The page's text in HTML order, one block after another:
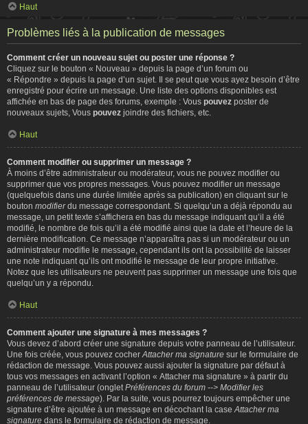
Haut
Problèmes liés à la publication de messages
Comment créer un nouveau sujet ou poster une réponse ?
Cliquez sur le bouton « Nouveau » depuis la page d’un forum ou
« Répondre » depuis la page d’un sujet. Il se peut que vous ayez besoin d’être
enregistré pour écrire un message. Une liste des options disponibles est
affichée en bas de page des forums, exemple : Vous pouvez poster de
nouveaux sujets, Vous pouvez joindre des fichiers, etc.
Haut
Comment modifier ou supprimer un message ?
À moins d’être administrateur ou modérateur, vous ne pouvez modifier ou
supprimer que vos propres messages. Vous pouvez modifier un message
(quelquefois dans une durée limitée après sa publication) en cliquant sur le
bouton modifierdu message correspondant. Si quelqu’un a déjà répondu au
message, un petit texte s’affichera en bas du message indiquant qu’il a été
modifié, le nombre de fois qu’il a été modifié ainsi que la date et l’heure de la
dernière modification. Ce message n’apparaîtra pas si un modérateur ou un
administrateur modifie le message, cependant ils ont la possibilité de laisser
une note indiquant qu’ils ont modifié le message de leur propre initiative.
Notez que les utilisateurs ne peuvent pas supprimer un message une fois que
quelqu’un y a répondu.
Haut
Comment ajouter une signature à mes messages ?
Vous devez d’abord créer une signature depuis votre panneau de l’utilisateur.
Une fois créée, vous pouvez cocher Attacher ma signature sur le formulaire de
rédaction de message. Vous pouvez aussi ajouter la signature par défaut à
tous vos messages en activant l’option « Attacher ma signature » à partir du
panneau de l’utilisateur (onglet Préférences du forum --> Modifier les
préférences de message). Par la suite, vous pourrez toujours empêcher une
signature d’être ajoutée à un message en décochant la case Attacher ma
signature dans le formulaire de rédaction de message.